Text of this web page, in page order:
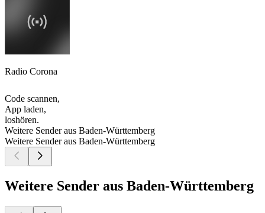
Radio Corona
Code scannen,
App laden,
loshören.
Weitere Sender aus Baden-Württemberg
Weitere Sender aus Baden-Württemberg
Weitere Sender aus Baden-Württemberg